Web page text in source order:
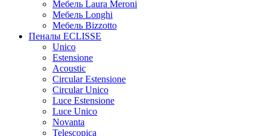
Мебель Laura Meroni
Мебель Longhi
Мебель Bizzotto
Пеналы ECLISSE
Unico
Estensione
Acoustic
Circular Estensione
Circular Unico
Luce Estensione
Luce Unico
Novanta
Telescopica